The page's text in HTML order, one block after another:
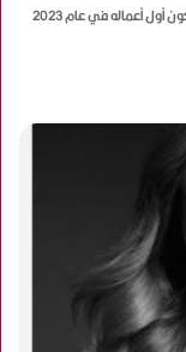
إسراء البواردي يستعد الهضبة عمرو دياب لطرح أغنية جديدة ستكون أول أعماله في عام 2023